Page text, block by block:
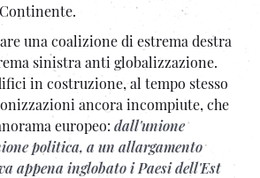
una coalizione di estrema destra
sinistra anti globalizzazione.
in costruzione, al tempo stesso
ancora incompiute, che
europeo: dall'unione
politica, a un allargamento
appena inglobato i Paesi dell'Est